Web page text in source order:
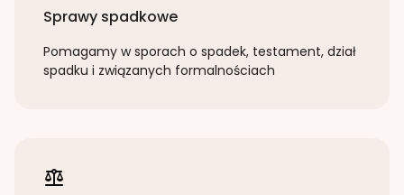
Sprawy spadkowe
Pomagamy w sporach o spadek, testament, dział
spadku i związanych formalnościach